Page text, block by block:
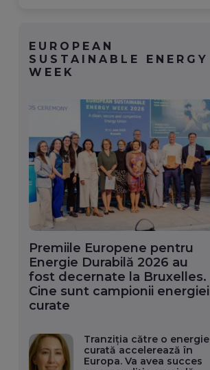
EUROPEAN
SUSTAINABLE ENERGY
WEEK
Premiile Europene pentru
Energie Durabilă 2026 au
fost decernate la Bruxelles.
Cine sunt campionii energiei
curate
Tranziția către o energie
curată accelerează în
Europa. Va avea succes